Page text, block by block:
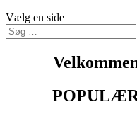
Vælg en side